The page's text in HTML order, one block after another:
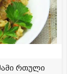
რთული